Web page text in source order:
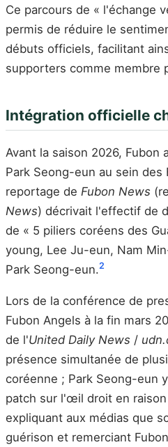
Ce parcours de « l'échange
permis de réduire le
débuts officiels, facilitant
supporters comme membre
Intégration officielle
Avant la saison 2026, Fubon
Park Seong-eun au sein des
reportage de Fubon News
News) décrivait l'effectif de
de « 5 piliers coréens des
young, Lee Ju-eun, Nam
Park Seong-eun.2
Lors de la conférence de
Fubon Angels à la fin mars
de l'United Daily News /
présence simultanée de
coréenne ; Park Seong-eun
patch sur l'œil droit en
expliquant aux médias que
guérison et remerciant